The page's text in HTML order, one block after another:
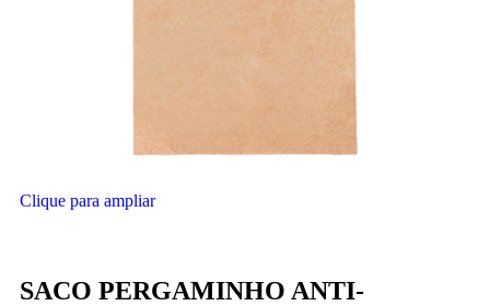
Clique para ampliar
SACO PERGAMINHO ANTI-